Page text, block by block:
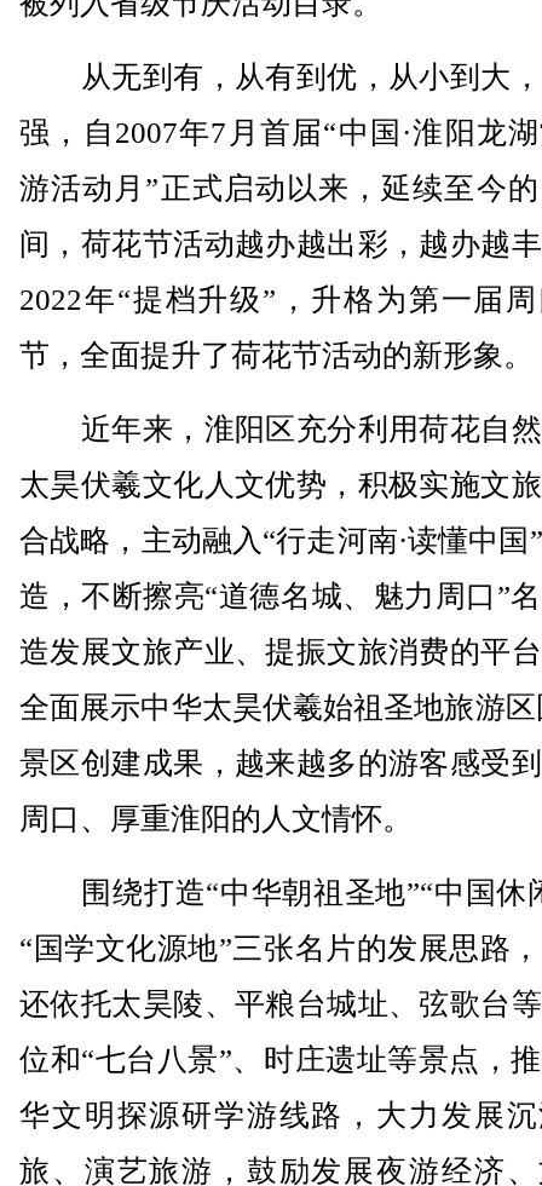
从无到有，从有到优，从小到大
强，自2007年7月首届“中国·淮阳龙
游活动月”正式启动以来，延续至今
间，荷花节活动越办越出彩，越办越
2022年“提档升级”，升格为第一届
节，全面提升了荷花节活动的新形象。
近年来，淮阳区充分利用荷花自
太昊伏羲文化人文优势，积极实施文
合战略，主动融入“行走河南·读懂中国
造，不断擦亮“道德名城、魅力周口”
造发展文旅产业、提振文旅消费的平
全面展示中华太昊伏羲始祖圣地旅游
景区创建成果，越来越多的游客感受
周口、厚重淮阳的人文情怀。
围绕打造“中华朝祖圣地”“中国休
“国学文化源地”三张名片的发展思路
还依托太昊陵、平粮台城址、弦歌台
位和“七台八景”、时庄遗址等景点，
华文明探源研学游线路，大力发展
旅、演艺旅游，鼓励发展夜游经济